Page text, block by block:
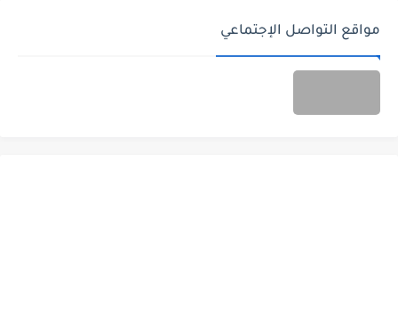
مواقع التواصل الإجتماعي